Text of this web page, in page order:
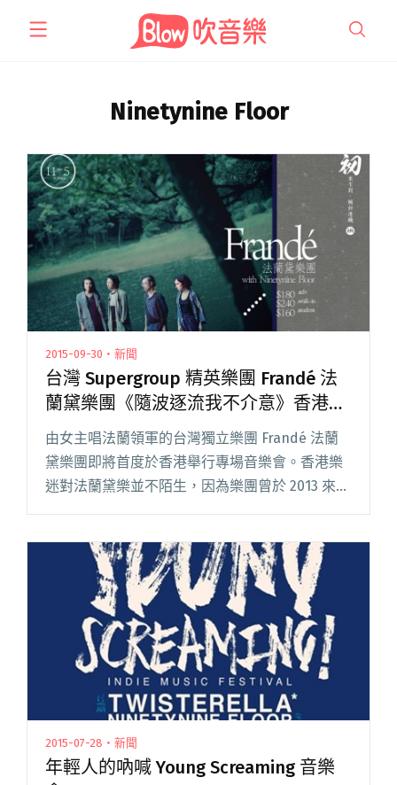
Ninetynine Floor
2015-09-30・新聞
台灣 Supergroup 精英樂團 Frandé 法
蘭黛樂團《隨波逐流我不介意》香港專
場
由女主唱法蘭領軍的台灣獨立樂團 Frandé 法蘭
黛樂團即將首度於香港舉行專場音樂會。香港樂
迷對法蘭黛樂並不陌生，因為樂團曾於 2013 來港
參與 Clockenflap 音樂節，而這次以其專輯《隨
閱讀全文 "台灣 Supergroup 精英樂團 Frandé 法
蘭黛樂團《隨波逐流我不介意》香港專場"
2015-07-28・新聞
年輕人的吶喊 Young Screaming 音樂